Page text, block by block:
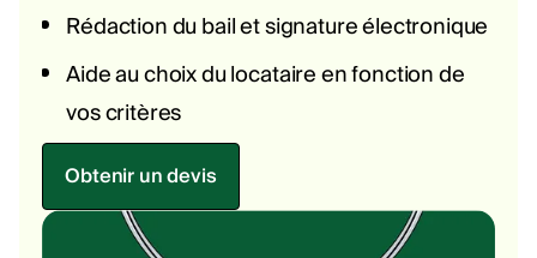
Rédaction du bail et signature électronique
Aide au choix du locataire en fonction de
vos critères
Obtenir un devis